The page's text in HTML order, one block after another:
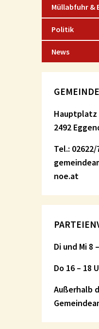
Müllabfuhr &
Politik
News
Hauptplatz
2492
Tel.: 02622/
noe.at
Di und Mi 8
Do 16 – 18
Außerhalb